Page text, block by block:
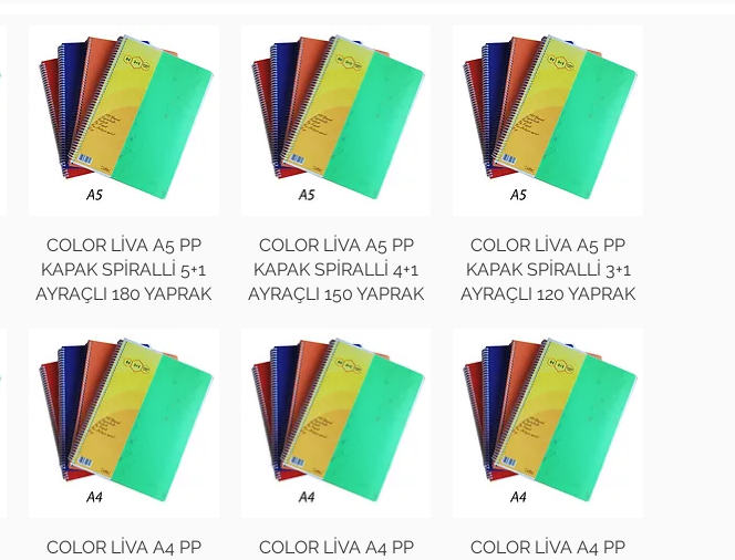
COLOR LİVA A5 PP
KAPAK SPİRALLİ 5+1
AYRAÇLI 180 YAPRAK
COLOR LİVA A5 PP
KAPAK SPİRALLİ 4+1
AYRAÇLI 150 YAPRAK
COLOR LİVA A5 PP
KAPAK SPİRALLİ 3+1
AYRAÇLI 120 YAPRAK
COLOR LİVA A4 PP
COLOR LİVA A4 PP
COLOR LİVA A4 PP